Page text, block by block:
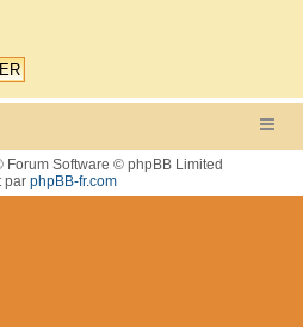
Forum Software © phpBB Limited
par phpBB-fr.com